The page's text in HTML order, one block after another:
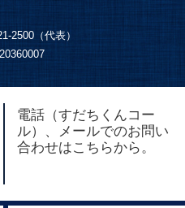
2500（代表）
電話（すだちくんコー
ル）、メールでのお問い
合わせはこちらから。